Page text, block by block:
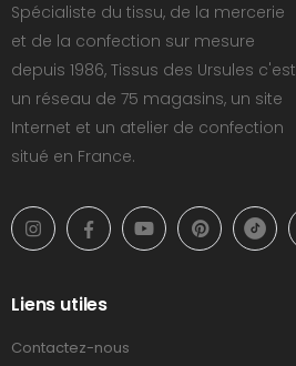
Spécialiste du tissu, de la mercerie
et de la confection sur mesure
depuis 1986, Tissus des Ursules c'est
un réseau de 75 magasins, un site
Internet et un atelier de confection
situé en France.
Liens utiles
Contactez-nous